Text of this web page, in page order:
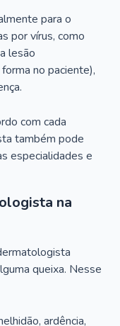
para o
por vírus, como
lesão
no paciente),
com cada
também pode
especialidades e
na
queixa. Nesse
ardência,